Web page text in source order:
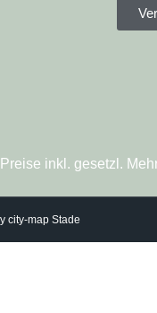
inkl. gesetzl.
city-map Stade